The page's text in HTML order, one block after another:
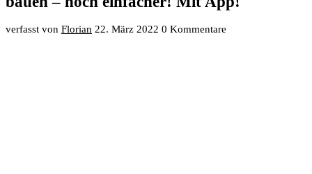
verfasst von Florian 22. März 2022 0 Kommentare